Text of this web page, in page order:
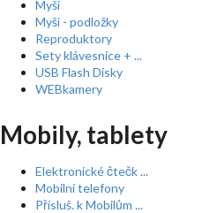
Myši
Myši - podložky
Reproduktory
Sety klávesnice + ...
USB Flash Disky
WEBkamery
Mobily, tablety
Elektronické čtečk ...
Mobilní telefony
Přísluš. k Mobilům ...